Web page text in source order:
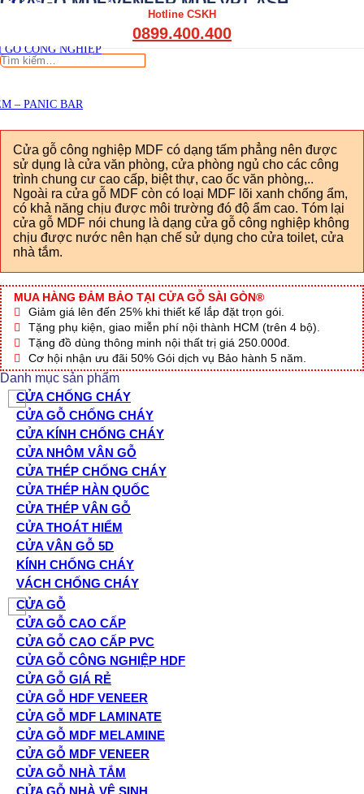
CẦU THANG GỖ
GỖ CÔNG NGHIỆP
– PANIC BAR
Hotline CSKH
0899.400.400
Tìm
Cửa gỗ công nghiệp MDF có dạng tấm phẳng nên được
sử dụng là cửa văn phòng, cửa phòng ngủ cho các công
trình chung cư cao cấp, biệt thự, cao ốc văn phòng,..
Ngoài ra cửa gỗ MDF còn có loại MDF lõi xanh chống ẩm,
có khả năng chịu được môi trường đó độ ẩm cao. Tóm lại
cửa gỗ MDF nói chung là dạng cửa gỗ công nghiệp không
chịu được nước nên hạn chế sử dụng cho cửa toilet, cửa
nhà tắm.
MUA HÀNG ĐẢM BẢO TẠI CỬA GỖ SÀI GÒN®
Giảm giá lên đến 25% khi thiết kế lắp đặt trọn gói.
Tặng phụ kiện, giao miễn phí nội thành HCM (trên 4 bộ).
Tặng đồ dùng thông minh nội thất trị giá 250.000đ.
Cơ hội nhận ưu đãi 50% Gói dịch vụ Bảo hành 5 năm.
Danh mục sản phẩm
CỬA CHỐNG CHÁY
CỬA GỖ CHỐNG CHÁY
CỬA KÍNH CHỐNG CHÁY
CỬA NHÔM VÂN GỖ
CỬA THÉP CHỐNG CHÁY
CỬA THÉP HÀN QUỐC
CỬA THÉP VÂN GỖ
CỬA THOÁT HIỂM
CỬA VÂN GỖ 5D
KÍNH CHỐNG CHÁY
VÁCH CHỐNG CHÁY
CỬA GỖ
CỬA GỖ CAO CẤP
CỬA GỖ CAO CẤP PVC
CỬA GỖ CÔNG NGHIỆP HDF
CỬA GỖ GIÁ RẺ
CỬA GỖ HDF VENEER
CỬA GỖ MDF LAMINATE
CỬA GỖ MDF MELAMINE
CỬA GỖ MDF VENEER
CỬA GỖ NHÀ TẮM
CỬA GỖ NHÀ VỆ SINH